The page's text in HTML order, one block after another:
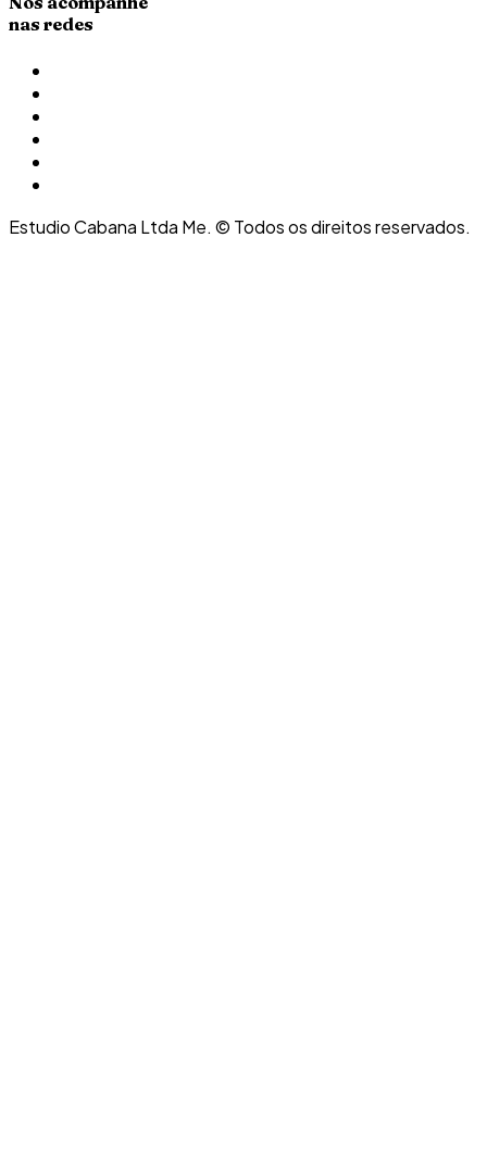
nas redes
Estudio Cabana Ltda Me. © Todos os direitos reservados.